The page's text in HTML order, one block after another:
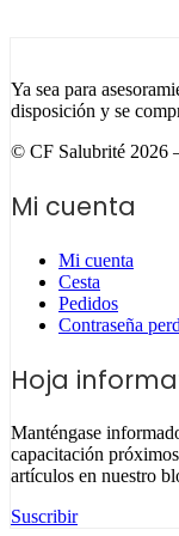
Ya sea para
disposición y se
© CF Salubrité 2026
Mi cuenta
Mi cuenta
Cesta
Pedidos
Contraseña
Hoja
Manténgase
capacitación
artículos en nuestro
Suscribir